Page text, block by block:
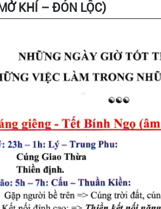
KHÍ – ĐÓN LỘC)